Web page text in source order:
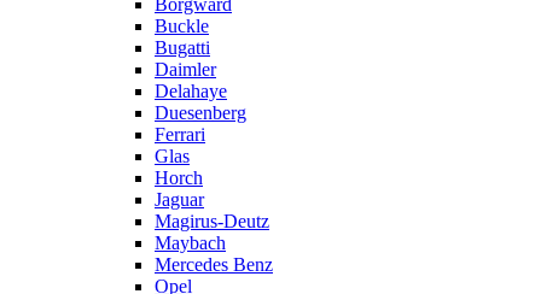
Borgward
Buckle
Bugatti
Daimler
Delahaye
Duesenberg
Ferrari
Glas
Horch
Jaguar
Magirus-Deutz
Maybach
Mercedes Benz
Opel